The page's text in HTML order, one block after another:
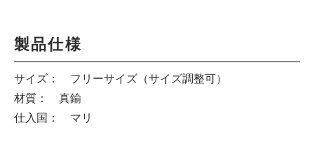
製品仕様
サイズ： フリーサイズ（サイズ調整可）
材質： 真鍮
仕入国： マリ